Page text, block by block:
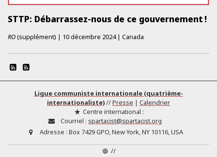
STTP: Débarrassez-nous de ce gouvernement !
RO(supplément) | 10 décembre 2024 | Canada
Ligue communiste internationale (quatrième-
internationaliste)//Presse | Calendrier
Centre international :
Courriel : spartacist@spartacist.org
Adresse : Box 7429 GPO, New York, NY 10116, USA
//